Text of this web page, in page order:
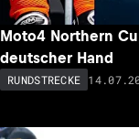
Moto4 Northern
deutscher Hand
RUNDSTRECKE